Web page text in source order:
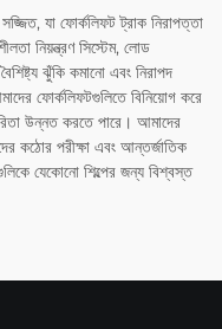
যা ফোর্কলিফট ট্রাক নিরাপত্তা
নিয়ন্ত্রণ সিস্টেম, লোড
ঝুঁকি কমানো এবং নিরাপদ
ফোর্কলিফটগুলিতে বিনিয়োগ করে
উন্নত করতে পারে। আমাদের
কঠোর পরীক্ষা এবং আন্তর্জাতিক
যেকোনো শিল্পের জন্য বিশ্বস্ত